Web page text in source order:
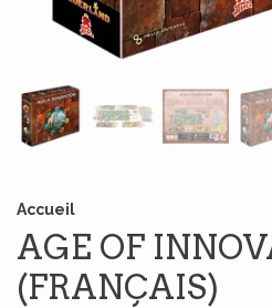
Accueil
AGE OF
(FRANÇAIS)